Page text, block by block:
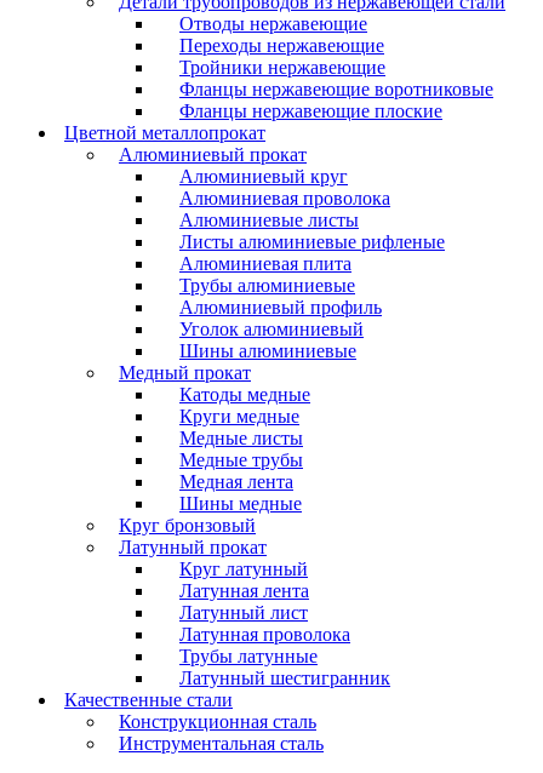
Отводы нержавеющие
Переходы нержавеющие
Тройники нержавеющие
Фланцы нержавеющие воротниковые
Фланцы нержавеющие плоские
Цветной металлопрокат
Алюминиевый прокат
Алюминиевый круг
Алюминиевая проволока
Алюминиевые листы
Листы алюминиевые рифленые
Алюминиевая плита
Трубы алюминиевые
Алюминиевый профиль
Уголок алюминиевый
Шины алюминиевые
Медный прокат
Катоды медные
Круги медные
Медные листы
Медные трубы
Медная лента
Шины медные
Круг бронзовый
Латунный прокат
Круг латунный
Латунная лента
Латунный лист
Латунная проволока
Трубы латунные
Латунный шестигранник
Качественные стали
Конструкционная сталь
Инструментальная сталь